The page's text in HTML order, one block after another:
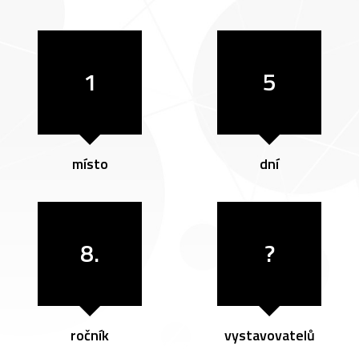
1
místo
5
dní
8.
ročník
?
vystavovatelů